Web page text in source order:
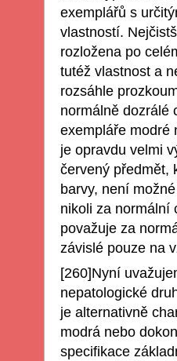
exemplářů s
vlastností.
rozložena po
tutéž vlastnost a
rozsáhle
normálně dozrálé
exempláře modré
je opravdu velmi
červený předmět,
barvy, není
nikoli za normální
považuje za
závislé pouze na
[260]Nyní
nepatologické
je alternativně
modrá nebo
specifikace